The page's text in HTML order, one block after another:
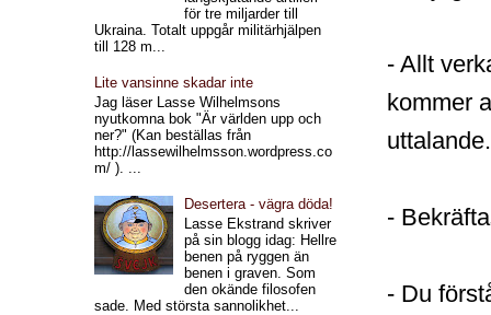
- Allt
kommer
uttalande.
-
- Du
för tre miljarder till
Ukraina. Totalt uppgår militärhjälpen
till 128 m...
Lite vansinne skadar inte
Jag läser Lasse Wilhelmsons
nyutkomna bok "Är världen upp och
ner?" (Kan beställas från
http://lassewilhelmsson.wordpress.co
m/ ). ...
Desertera - vägra döda!
Lasse Ekstrand skriver
på sin blogg idag: Hellre
benen på ryggen än
benen i graven. Som
den okände filosofen
sade. Med största sannolikhet...